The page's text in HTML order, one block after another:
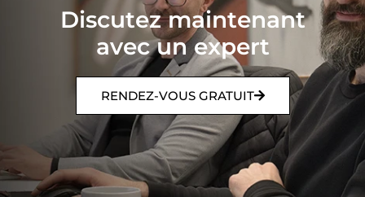
Discutez maintenant
avec un expert
RENDEZ-VOUS GRATUIT